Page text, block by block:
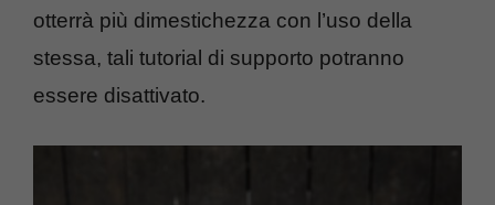
otterrà più dimestichezza con l’uso della
stessa, tali tutorial di supporto potranno
essere disattivato.